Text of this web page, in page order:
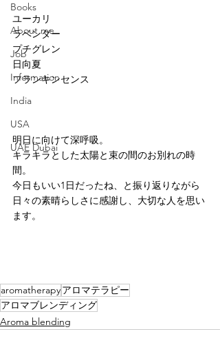
Books
About me
Job
Information
India
USA
UAE Dubai
ユーカリ
ラベンダー
プチグレン
日向夏
フランキンセンス
明日に向けて深呼吸。
キラキラとした太陽と束の間のお別れの時
間。
今日もいい1日だったね、と振り返りながら
日々の素晴らしさに感謝し、大切な人を思い
ます。
aromatherapyアロマテラピー
アロマブレンディング
Aroma blending